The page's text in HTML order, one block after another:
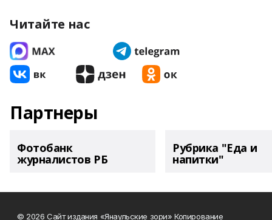
Читайте нас
Партнеры
Фотобанк
журналистов РБ
Рубрика "Еда и
напитки"
© 2026 Сайт издания «Янаульские зори» Копирование